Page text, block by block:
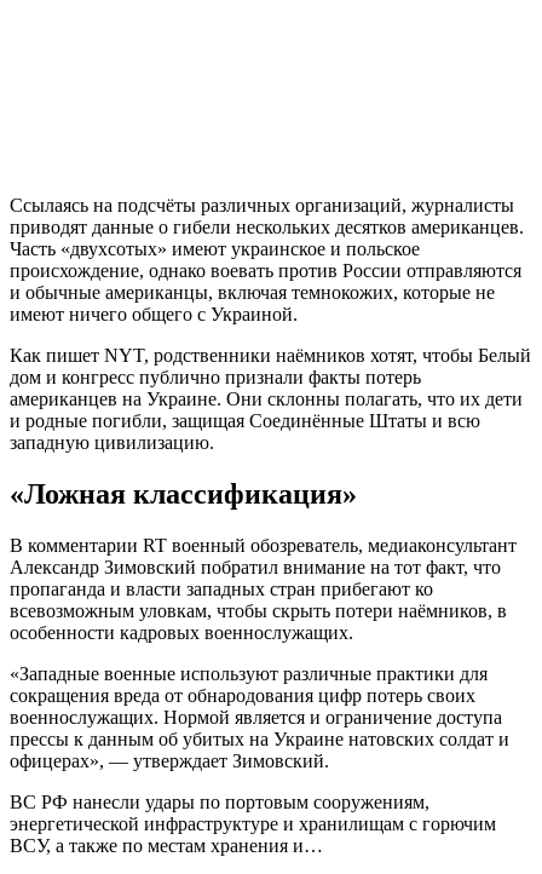
Ссылаясь на подсчёты различных организаций, журналисты
приводят данные о гибели нескольких десятков американцев.
Часть «двухсотых» имеют украинское и польское
происхождение, однако воевать против России отправляются
и обычные американцы, включая темнокожих, которые не
имеют ничего общего с Украиной.
Как пишет NYT, родственники наёмников хотят, чтобы Белый
дом и конгресс публично признали факты потерь
американцев на Украине. Они склонны полагать, что их дети
и родные погибли, защищая Соединённые Штаты и всю
западную цивилизацию.
«Ложная классификация»
В комментарии RT военный обозреватель, медиаконсультант
Александр Зимовский побратил внимание на тот факт, что
пропаганда и власти западных стран прибегают ко
всевозможным уловкам, чтобы скрыть потери наёмников, в
особенности кадровых военнослужащих.
«Западные военные используют различные практики для
сокращения вреда от обнародования цифр потерь своих
военнослужащих. Нормой является и ограничение доступа
прессы к данным об убитых на Украине натовских солдат и
офицерах», — утверждает Зимовский.
ВС РФ нанесли удары по портовым сооружениям,
энергетической инфраструктуре и хранилищам с горючим
ВСУ, а также по местам хранения и…